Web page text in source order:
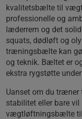
kvalitetsbælte til
professionelle og
læderrem og det
squats, dødløft og
træningsbælte kan
og teknik. Bæltet er
ekstra rygstøtte
Uanset om du træner
stabilitet eller bare
vægtløftningsbælte